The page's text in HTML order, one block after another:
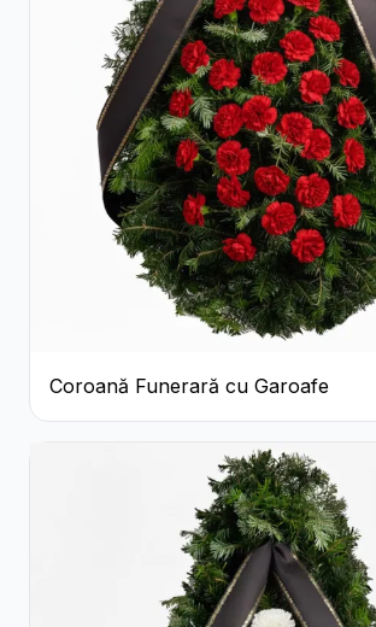
Coroană Funerară cu Garoafe